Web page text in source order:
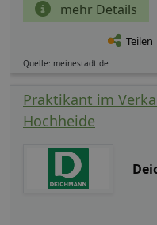
mehr Details
Teilen
Quelle: meinestadt.de
Praktikant im
Hochheide